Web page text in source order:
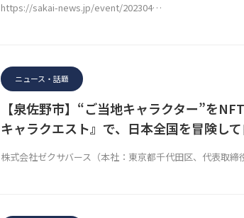
https://sakai-news.jp/event/202304…
ニュース・話題
【泉佐野市】“ご当地キャラクター”を
キャラクエスト』で、日本全国を冒険し
株式会社ゼクサバース（本社：東京都千代田区、代表取